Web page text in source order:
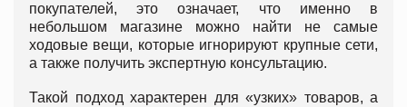
покупателей, это означает, что именно в
небольшом магазине можно найти не самые
ходовые вещи, которые игнорируют крупные сети,
а также получить экспертную консультацию.
Такой подход характерен для «узких» товаров, а